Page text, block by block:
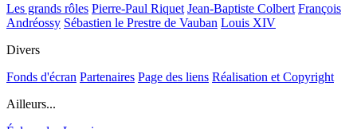
Les grands rôles Pierre-Paul Riquet Jean-Baptiste Colbert François
Andréossy Sébastien le Prestre de Vauban Louis XIV
Divers
Fonds d'écran Partenaires Page des liens Réalisation et Copyright
Ailleurs...